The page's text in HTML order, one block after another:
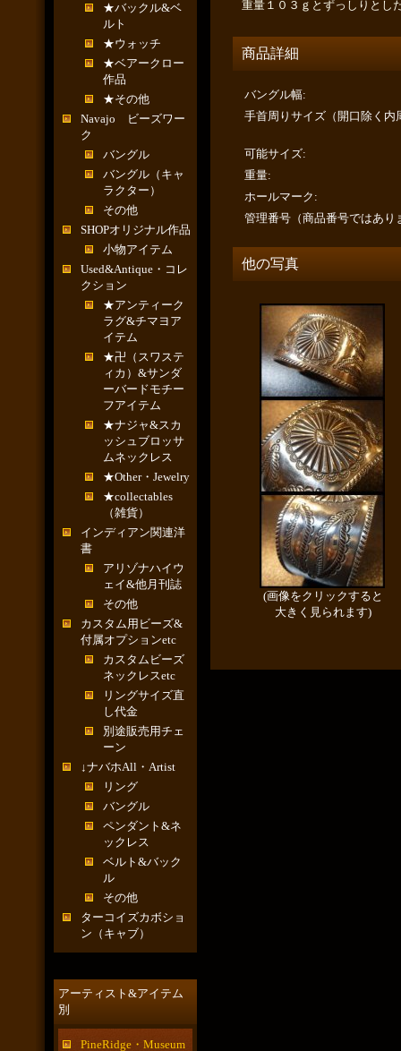
★バックル&ベ
ルト
★ウォッチ
★ベアークロー
作品
★その他
Navajo ビーズワー
ク
バングル
バングル（キャ
ラクター）
その他
SHOPオリジナル作品
小物アイテム
Used&Antique・コレ
クション
★アンティーク
ラグ&チマヨア
イテム
★卍（スワステ
ィカ）&サンダ
ーバードモチー
フアイテム
★ナジャ&スカ
ッシュブロッサ
ムネックレス
★Other・Jewelry
★collectables
（雑貨）
インディアン関連洋
書
アリゾナハイウ
ェイ&他月刊誌
その他
カスタム用ビーズ&
付属オプションetc
カスタムビーズ
ネックレスetc
リングサイズ直
し代金
別途販売用チェ
ーン
↓ナバホAll・Artist
リング
バングル
ペンダント&ネ
ックレス
ベルト&バック
ル
その他
ターコイズカボショ
ン（キャブ）
アーティスト&アイテム
別
PineRidge・Museum
重量１０３ｇとずっしりとし
商品詳細
バングル幅:
手首周りサイズ（開口除く内
可能サイズ:
重量:
ホールマーク :
管理番号（商品番号ではあり
他の写真
(画像をクリックすると
大きく見られます)